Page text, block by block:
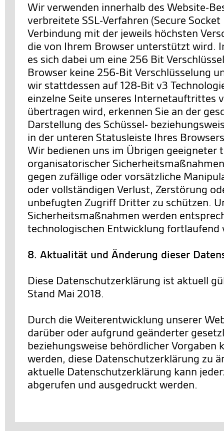
Wir verwenden innerhalb des Website-
verbreitete SSL-Verfahren (Secure Socket
Verbindung mit der jeweils höchsten
die von Ihrem Browser unterstützt wird.
es sich dabei um eine 256 Bit
Browser keine 256-Bit Verschlüsselung
wir stattdessen auf 128-Bit v3
einzelne Seite unseres Internetauftrittes
übertragen wird, erkennen Sie an der
Darstellung des Schüssel-
in der unteren Statusleiste Ihres
Wir bedienen uns im Übrigen geeigneter
organisatorischer
gegen zufällige oder vorsätzliche
oder vollständigen Verlust, Zerstörung
unbefugten Zugriff Dritter zu schützen.
Sicherheitsmaßnahmen werden
technologischen Entwicklung fortlaufend
8. Aktualität und Änderung dieser
Diese Datenschutzerklärung ist aktuell
Stand Mai 2018.
Durch die Weiterentwicklung unserer
darüber oder aufgrund geänderter
beziehungsweise behördlicher Vorgaben
werden, diese Datenschutzerklärung zu
aktuelle Datenschutzerklärung kann
abgerufen und ausgedruckt werden.